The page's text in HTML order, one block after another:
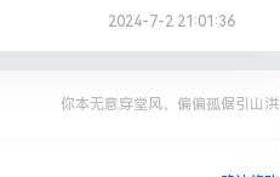
2024-7-2 21:01:36
你本无意穿堂风，偏偏孤倨引山洪